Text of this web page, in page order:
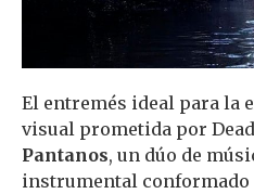
El entremés ideal para la
visual prometida por
Pantanos, un dúo de
instrumental conformado